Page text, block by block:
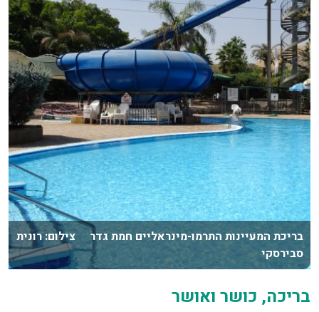
בריכת המעיינות התרמו-מינראליים חמת גדר צילום: רונית
סבירסקי
בריכה, כושר ואושר